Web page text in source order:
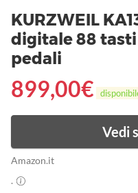
KURZWEIL
digitale 88
pedali
899,00€
Vedi
Amazon.it
.